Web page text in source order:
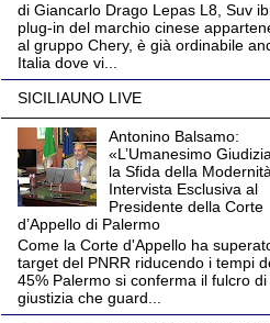
di Giancarlo Drago Lepas L8, Suv
plug-in del marchio cinese
al gruppo Chery, è già ordinabile
Italia dove vi...
SICILIAUNO LIVE
Antonino Balsamo:
«L’Umanesimo
la Sfida della
Intervista Esclusiva al
Presidente della Corte
d’Appello di Palermo
Come la Corte d'Appello ha
target del PNRR riducendo i tempi
45% Palermo si conferma il fulcro di
giustizia che guard...